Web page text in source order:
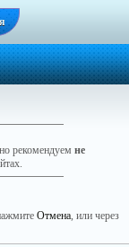
рекомендуем не
Отмена, или через